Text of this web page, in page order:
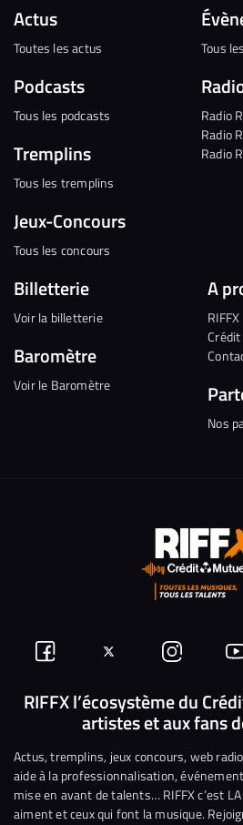
Actus
Toutes les actus
Podcasts
Tous les podcasts
Tremplins
Tous les tremplins
Jeux-Concours
Tous les concours
Tous
Radio
Radio
Radio
Billetterie
Voir la billetterie
Baromètre
Voir le Baromètre
A
RIFFX
Nos
Suivez-
nous
Facebook
Suivez-
nous
sur
Twitter
Nous
sur
RIFFX l’écosystème du
artistes et aux fans
Actus, tremplins, jeux concours, web
aide à la professionnalisation,
mise en avant de talents… RIFFX c’est
aiment et ceux qui font la musique.